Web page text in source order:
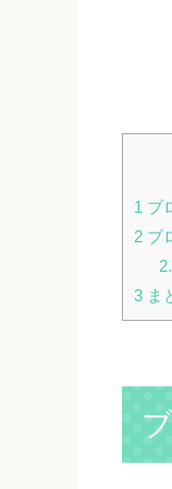
1 ブ
2 ブ
3 ま